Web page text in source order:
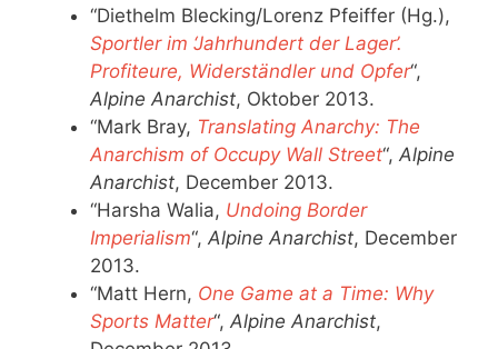
“Diethelm Blecking/Lorenz Pfeiffer (Hg.),
Sportler im ‘Jahrhundert der Lager’.
Profiteure, Widerständler und Opfer“,
Alpine Anarchist, Oktober 2013.
“Mark Bray, Translating Anarchy: The
Anarchism of Occupy Wall Street“, Alpine
Anarchist, December 2013.
“Harsha Walia, Undoing Border
Imperialism“, Alpine Anarchist, December
2013.
“Matt Hern, One Game at a Time: Why
Sports Matter“, Alpine Anarchist,